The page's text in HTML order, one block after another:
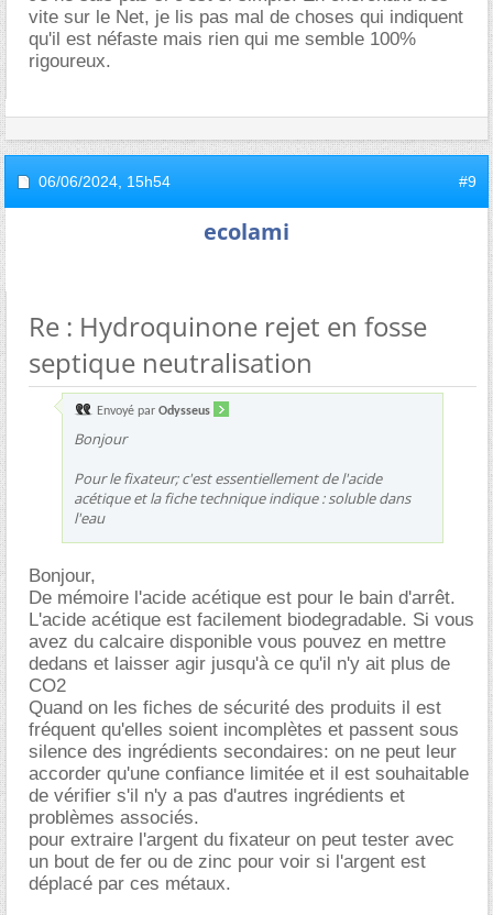
vite sur le Net, je lis pas mal de choses qui indiquent
qu'il est néfaste mais rien qui me semble 100%
rigoureux.
06/06/2024, 15h54 #9
ecolami
Re : Hydroquinone rejet en fosse
septique neutralisation
Envoyé par Odysseus
Bonjour
Pour le fixateur; c'est essentiellement de l'acide
acétique et la fiche technique indique : soluble dans
l'eau
Bonjour,
De mémoire l'acide acétique est pour le bain d'arrêt.
L'acide acétique est facilement biodegradable. Si vous
avez du calcaire disponible vous pouvez en mettre
dedans et laisser agir jusqu'à ce qu'il n'y ait plus de
CO2
Quand on les fiches de sécurité des produits il est
fréquent qu'elles soient incomplètes et passent sous
silence des ingrédients secondaires: on ne peut leur
accorder qu'une confiance limitée et il est souhaitable
de vérifier s'il n'y a pas d'autres ingrédients et
problèmes associés.
pour extraire l'argent du fixateur on peut tester avec
un bout de fer ou de zinc pour voir si l'argent est
déplacé par ces métaux.